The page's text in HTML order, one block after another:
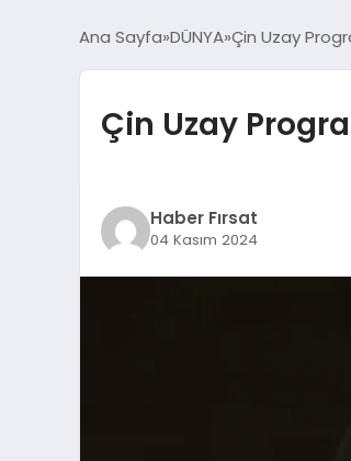
Ana Sayfa DÜNYA Çin Uzay
Çin Uzay
Haber Fırsat
04 Kasım 2024